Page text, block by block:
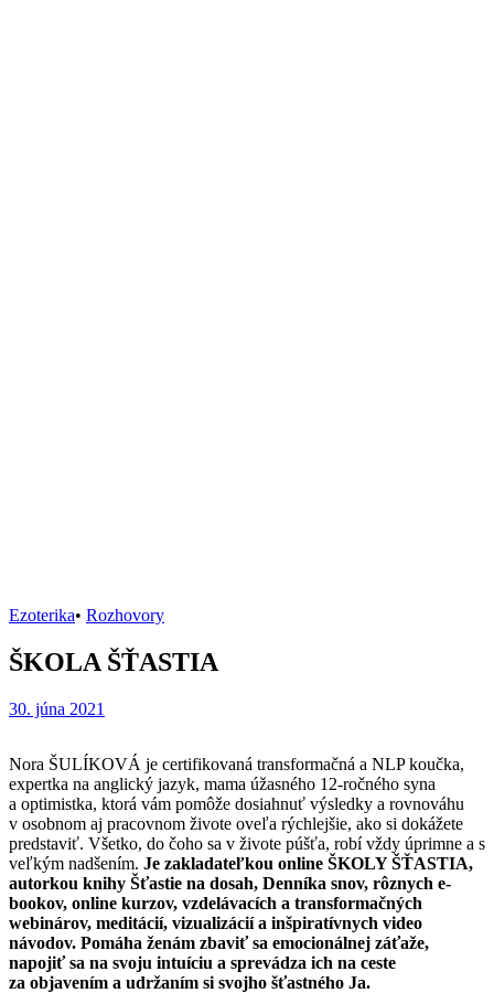
Ezoterika• Rozhovory
ŠKOLA ŠŤASTIA
30. júna 2021
Nora ŠULÍKOVÁ je certifikovaná transformačná a NLP koučka,
expertka na anglický jazyk, mama úžasného 12-ročného syna
a optimistka, ktorá vám pomôže dosiahnuť výsledky a rovnováhu
v osobnom aj pracovnom živote oveľa rýchlejšie, ako si dokážete
predstaviť. Všetko, do čoho sa v živote púšťa, robí vždy úprimne a s
veľkým nadšením. Je zakladateľkou online ŠKOLY ŠŤASTIA,
autorkou knihy Šťastie na dosah, Denníka snov, rôznych e-
bookov, online kurzov, vzdelávacích a transformačných
webinárov, meditácií, vizualizácií a inšpiratívnych video
návodov. Pomáha ženám zbaviť sa emocionálnej záťaže,
napojiť sa na svoju intuíciu a sprevádza ich na ceste
za objavením a udržaním si svojho šťastného Ja.